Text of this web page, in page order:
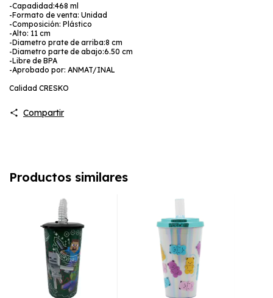
-Capadidad:468 ml
-Formato de venta: Unidad
-Composición: Plástico
-Alto: 11 cm
-Diametro prate de arriba:8 cm
-Diametro parte de abajo:6.50 cm
-Libre de BPA
-Aprobado por: ANMAT/INAL
Calidad CRESKO
Compartir
Productos similares